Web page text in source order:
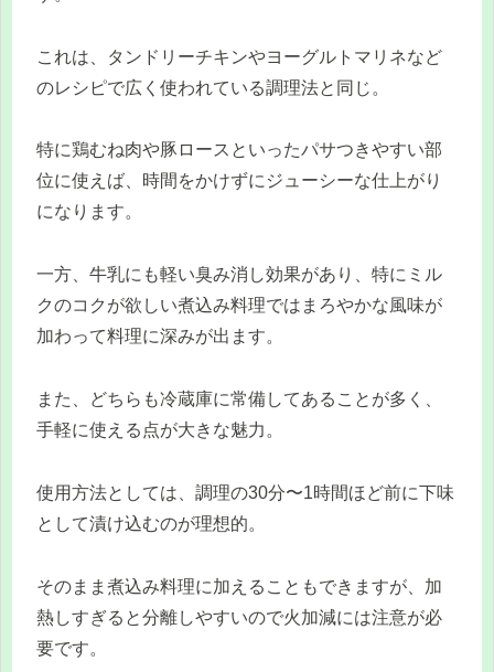
これは、タンドリーチキンやヨーグルトマリネなど
のレシピで広く使われている調理法と同じ。
特に鶏むね肉や豚ロースといったパサつきやすい部
位に使えば、時間をかけずにジューシーな仕上がり
になります。
一方、牛乳にも軽い臭み消し効果があり、特にミル
クのコクが欲しい煮込み料理ではまろやかな風味が
加わって料理に深みが出ます。
また、どちらも冷蔵庫に常備してあることが多く、
手軽に使える点が大きな魅力。
使用方法としては、調理の30分〜1時間ほど前に下味
として漬け込むのが理想的。
そのまま煮込み料理に加えることもできますが、加
熱しすぎると分離しやすいので火加減には注意が必
要です。